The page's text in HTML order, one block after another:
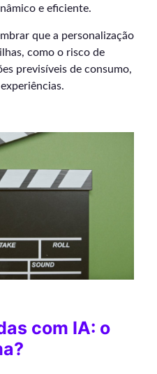
e eficiente.
que a personalização
como o risco de
previsíveis de consumo,
com IA: o